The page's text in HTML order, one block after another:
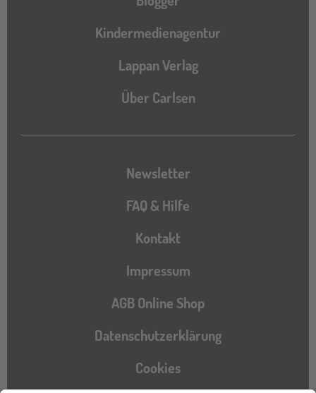
Kindermedienagentur
Lappan Verlag
Über Carlsen
Newsletter
FAQ & Hilfe
Kontakt
Impressum
AGB Online Shop
Datenschutzerklärung
Cookies